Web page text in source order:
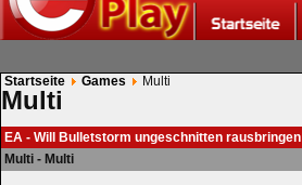
Startseite Games Multi
Multi
EA - Will Bulletstorm ungeschnitten rausbringen
Multi - Multi